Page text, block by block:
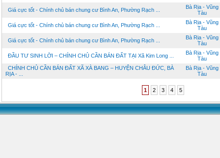
Giá cực tốt - Chính chủ bán chung cư Bình An, Phường Rạch ...
Bà Rịa - Vũng
Tàu
Giá cực tốt - Chính chủ bán chung cư Bình An, Phường Rạch ...
Bà Rịa - Vũng
Tàu
Giá cực tốt - Chính chủ bán chung cư Bình An, Phường Rạch ...
Bà Rịa - Vũng
Tàu
ĐẦU TƯ SINH LỜI – CHÍNH CHỦ CẦN BÁN ĐẤT TẠI Xã Kim Long ...
Bà Rịa - Vũng
Tàu
CHÍNH CHỦ CẦN BÁN ĐẤT XÃ XÀ BANG – HUYỆN CHÂU ĐỨC, BÀ
RỊA - ...
Bà Rịa - Vũng
Tàu
1 2 3 4 5